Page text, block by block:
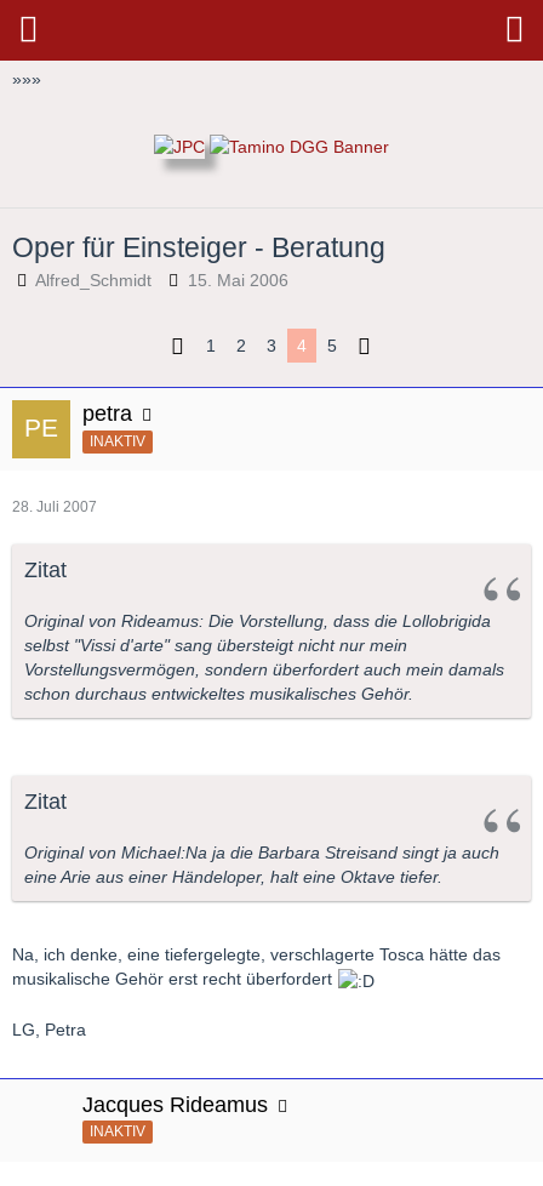
»»»
Oper für Einsteiger - Beratung
Alfred_Schmidt 15. Mai 2006
1 2 3 4 5
petra
INAKTIV
28. Juli 2007
Zitat
Original von Rideamus: Die Vorstellung, dass die Lollobrigida
selbst "Vissi d'arte" sang übersteigt nicht nur mein
Vorstellungsvermögen, sondern überfordert auch mein damals
schon durchaus entwickeltes musikalisches Gehör.
Zitat
Original von Michael:Na ja die Barbara Streisand singt ja auch
eine Arie aus einer Händeloper, halt eine Oktave tiefer.
Na, ich denke, eine tiefergelegte, verschlagerte Tosca hätte das
musikalische Gehör erst recht überfordert
LG, Petra
Jacques Rideamus
INAKTIV